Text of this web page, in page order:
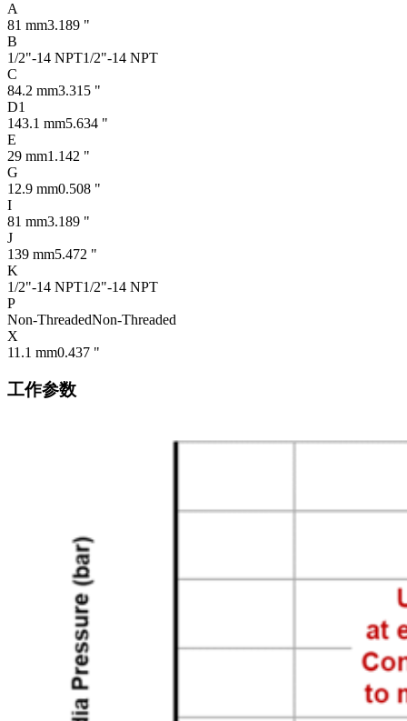
A
81 mm3.189 "
B
1/2"-14 NPT1/2"-14 NPT
C
84.2 mm3.315 "
D1
143.1 mm5.634 "
E
29 mm1.142 "
G
12.9 mm0.508 "
I
81 mm3.189 "
J
139 mm5.472 "
K
1/2"-14 NPT1/2"-14 NPT
P
Non-ThreadedNon-Threaded
X
11.1 mm0.437 "
工作参数